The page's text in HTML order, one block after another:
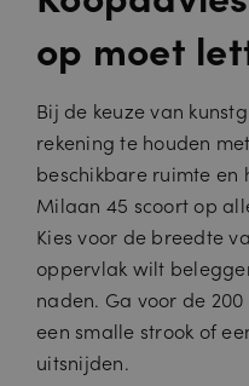
op moet
Bij de keuze van
rekening te houden
beschikbare ruimte en
Milaan 45 scoort op
Kies voor de breedte
oppervlak wilt
naden. Ga voor de
een smalle strook of
uitsnijden.